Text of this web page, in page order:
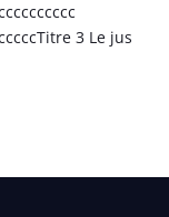
3 Le jus